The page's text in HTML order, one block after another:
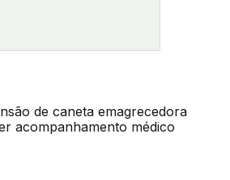
de caneta emagrecedora
acompanhamento médico